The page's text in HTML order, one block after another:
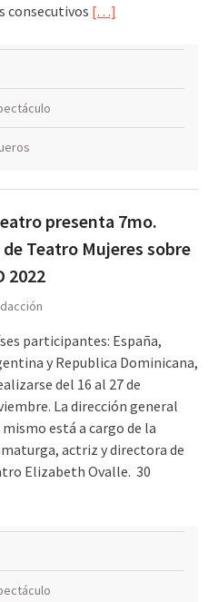
consecutivos […]
presenta 7mo.
Teatro Mujeres sobre
2022
participantes: España,
y Republica Dominicana,
del 16 al 27 de
La dirección general
está a cargo de la
actriz y directora de
Elizabeth Ovalle. 30